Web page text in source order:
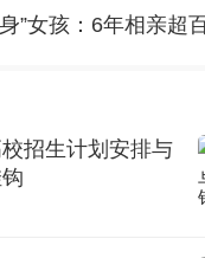
学与技术前沿交叉研
战略抓手推动医科
招生计划安排与